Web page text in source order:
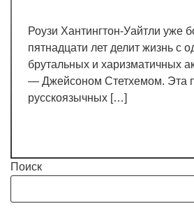
Роузи Хантингтон-Уайтли уже
пятнадцати лет делит жизнь с
брутальных и харизматичных
— Джейсоном Стетхемом. Эта
русскоязычных […]
Поиск